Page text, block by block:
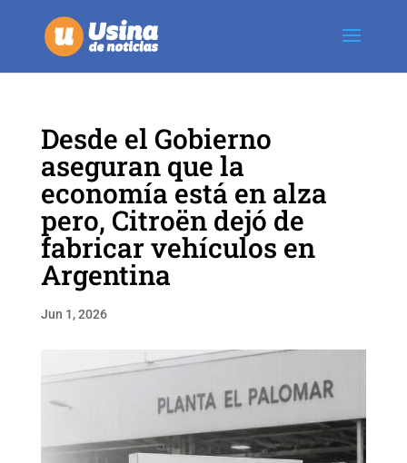
Desde el Gobierno
aseguran que la
economía está en alza
pero, Citroën dejó de
fabricar vehículos en
Argentina
Jun 1, 2026